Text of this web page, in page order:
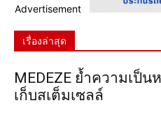
Advertisement
เรื่องล่าสุด
MEDEZE ย้ำความเป็
เก็บสเต็มเซลล์